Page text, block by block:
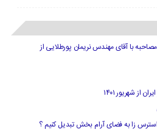
مصاحبه با آقای مهندس نریمان پورطلایی از
از شهریور ۱۴۰۱
زا به فضای آرام بخش تبدیل کنیم ؟